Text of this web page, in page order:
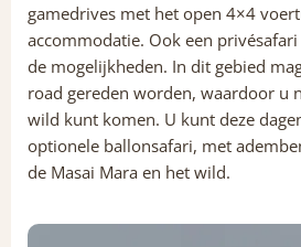
gamedrives met het open 4×4
accommodatie. Ook een
de mogelijkheden. In dit gebied
road gereden worden, waardoor u
wild kunt komen. U kunt deze
optionele ballonsafari, met
de Masai Mara en het wild.